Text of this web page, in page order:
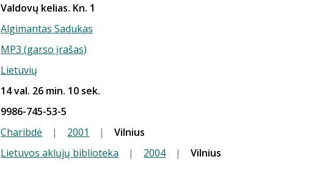
Valdovų kelias. Kn. 1
Algimantas Sadukas
MP3 (garso įrašas)
Lietuvių
14 val. 26 min. 10 sek.
9986-745-53-5
Charibdė | 2001 |
Vilnius
Lietuvos aklųjų biblioteka | 2004 | Vilnius